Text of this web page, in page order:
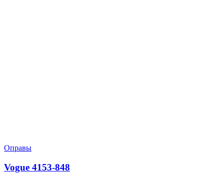
Оправы
Vogue 4153-848